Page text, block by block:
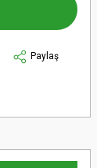
Paylaş